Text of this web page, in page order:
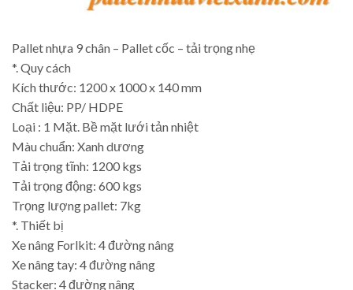
Pallet nhựa 9 chân – Pallet cốc – tải trọng nhẹ
*. Quy cách
Kích thước: 1200 x 1000 x 140 mm
Chất liệu: PP/ HDPE
Loại : 1 Mặt. Bề mặt lưới tản nhiệt
Màu chuẩn: Xanh dương
Tải trọng tĩnh: 1200 kgs
Tải trọng động: 600 kgs
Trọng lượng pallet: 7kg
*. Thiết bị
Xe nâng Forlkit: 4 đường nâng
Xe nâng tay: 4 đường nâng
Stacker: 4 đường nâng